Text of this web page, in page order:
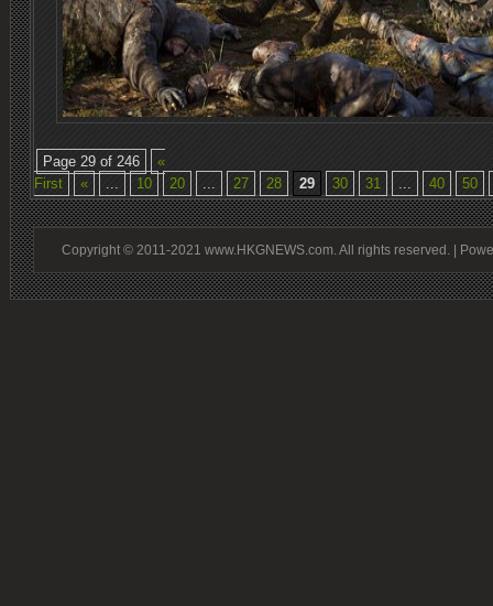
Page 29 of 246
«
First
« ... 10 20 ... 27 28 29 30 31 ... 40 50
Copyright © 2011-2021 www.HKGNEWS.com. All rights reserved. |